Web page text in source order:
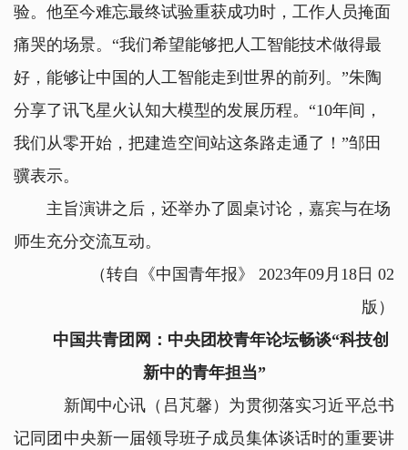
验。他至今难忘最终试验重获成功时，工作人员掩面
痛哭的场景。“我们希望能够把人工智能技术做得最
好，能够让中国的人工智能走到世界的前列。”朱陶
分享了讯飞星火认知大模型的发展历程。“10年间，
我们从零开始，把建造空间站这条路走通了！”邹田
骥表示。
主旨演讲之后，还举办了圆桌讨论，嘉宾与在场
师生充分交流互动。
（转自《中国青年报》 2023年09月18日 02
版）
中国共青团网：中央团校青年论坛畅谈“科技创
新中的青年担当”
新闻中心讯（吕芃馨）为贯彻落实习近平总书
记同团中央新一届领导班子成员集体谈话时的重要讲